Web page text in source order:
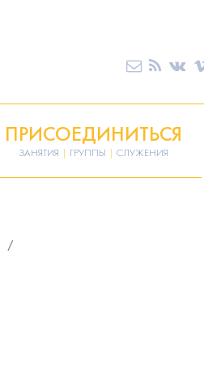
ПРИСОЕДИНИТЬСЯ
ЗАНЯТИЯ | ГРУППЫ | СЛУЖЕНИЯ
/